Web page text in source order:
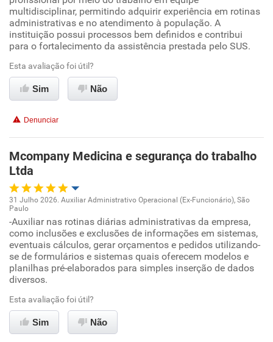
Não recomenda esta empresa
Não recomenda a diretoria
Conciliação com a vida familiar
Recomenda esta empresa
multidisciplinar, permitindo adquirir experiência em rotinas
administrativas e no atendimento à população. A
instituição possui processos bem definidos e contribui
para o fortalecimento da assistência prestada pelo SUS.
Esta avaliação foi útil?
Sim Não
Denunciar
Mcompany Medicina e segurança do trabalho
Ltda
Oportunidade de promoção
Ambiente de trabalho
Conciliação com a vida familiar
Benefícios
Recomenda esta empresa
31 Julho 2026. Auxiliar Administrativo Operacional (Ex-Funcionário), São
Paulo
-Auxiliar nas rotinas diárias administrativas da empresa,
como inclusões e exclusões de informações em sistemas,
eventuais cálculos, gerar orçamentos e pedidos utilizando-
se de formulários e sistemas quais oferecem modelos e
planilhas pré-elaborados para simples inserção de dados
diversos.
Esta avaliação foi útil?
Sim Não